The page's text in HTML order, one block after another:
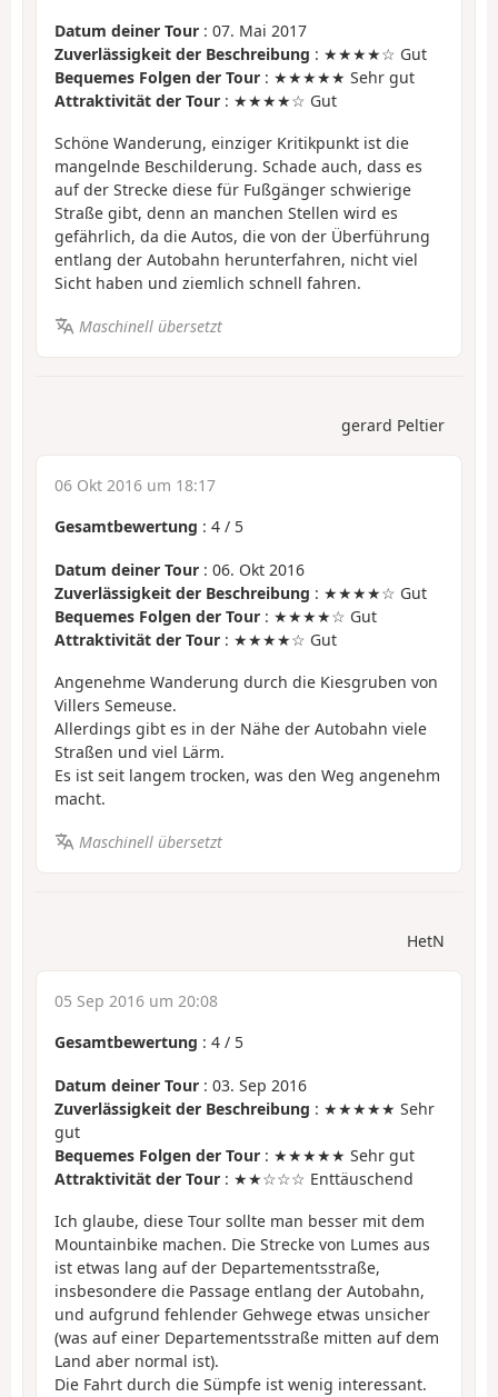
Datum deiner Tour : 07. Mai 2017
Zuverlässigkeit der Beschreibung : ★★★★☆ Gut
Bequemes Folgen der Tour : ★★★★★ Sehr gut
Attraktivität der Tour : ★★★★☆ Gut
Schöne Wanderung, einziger Kritikpunkt ist die
mangelnde Beschilderung. Schade auch, dass es
auf der Strecke diese für Fußgänger schwierige
Straße gibt, denn an manchen Stellen wird es
gefährlich, da die Autos, die von der Überführung
entlang der Autobahn herunterfahren, nicht viel
Sicht haben und ziemlich schnell fahren.
Maschinell übersetzt
gerard Peltier
06 Okt 2016 um 18:17
Gesamtbewertung : 4 / 5
Datum deiner Tour : 06. Okt 2016
Zuverlässigkeit der Beschreibung : ★★★★☆ Gut
Bequemes Folgen der Tour : ★★★★☆ Gut
Attraktivität der Tour : ★★★★☆ Gut
Angenehme Wanderung durch die Kiesgruben von
Villers Semeuse.
Allerdings gibt es in der Nähe der Autobahn viele
Straßen und viel Lärm.
Es ist seit langem trocken, was den Weg angenehm
macht.
Maschinell übersetzt
HetN
05 Sep 2016 um 20:08
Gesamtbewertung : 4 / 5
Datum deiner Tour : 03. Sep 2016
Zuverlässigkeit der Beschreibung : ★★★★★ Sehr
gut
Bequemes Folgen der Tour : ★★★★★ Sehr gut
Attraktivität der Tour : ★★☆☆☆ Enttäuschend
Ich glaube, diese Tour sollte man besser mit dem
Mountainbike machen. Die Strecke von Lumes aus
ist etwas lang auf der Departementsstraße,
insbesondere die Passage entlang der Autobahn,
und aufgrund fehlender Gehwege etwas unsicher
(was auf einer Departementsstraße mitten auf dem
Land aber normal ist).
Die Fahrt durch die Sümpfe ist wenig interessant.